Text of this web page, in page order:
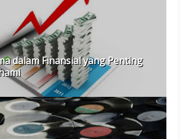
dalam Finansial yang Penting